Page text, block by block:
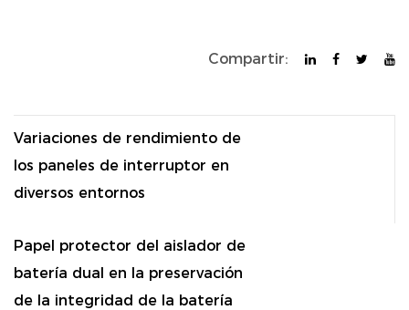
Compartir:
Variaciones de rendimiento de
los paneles de interruptor en
diversos entornos
Papel protector del aislador de
batería dual en la preservación
de la integridad de la batería